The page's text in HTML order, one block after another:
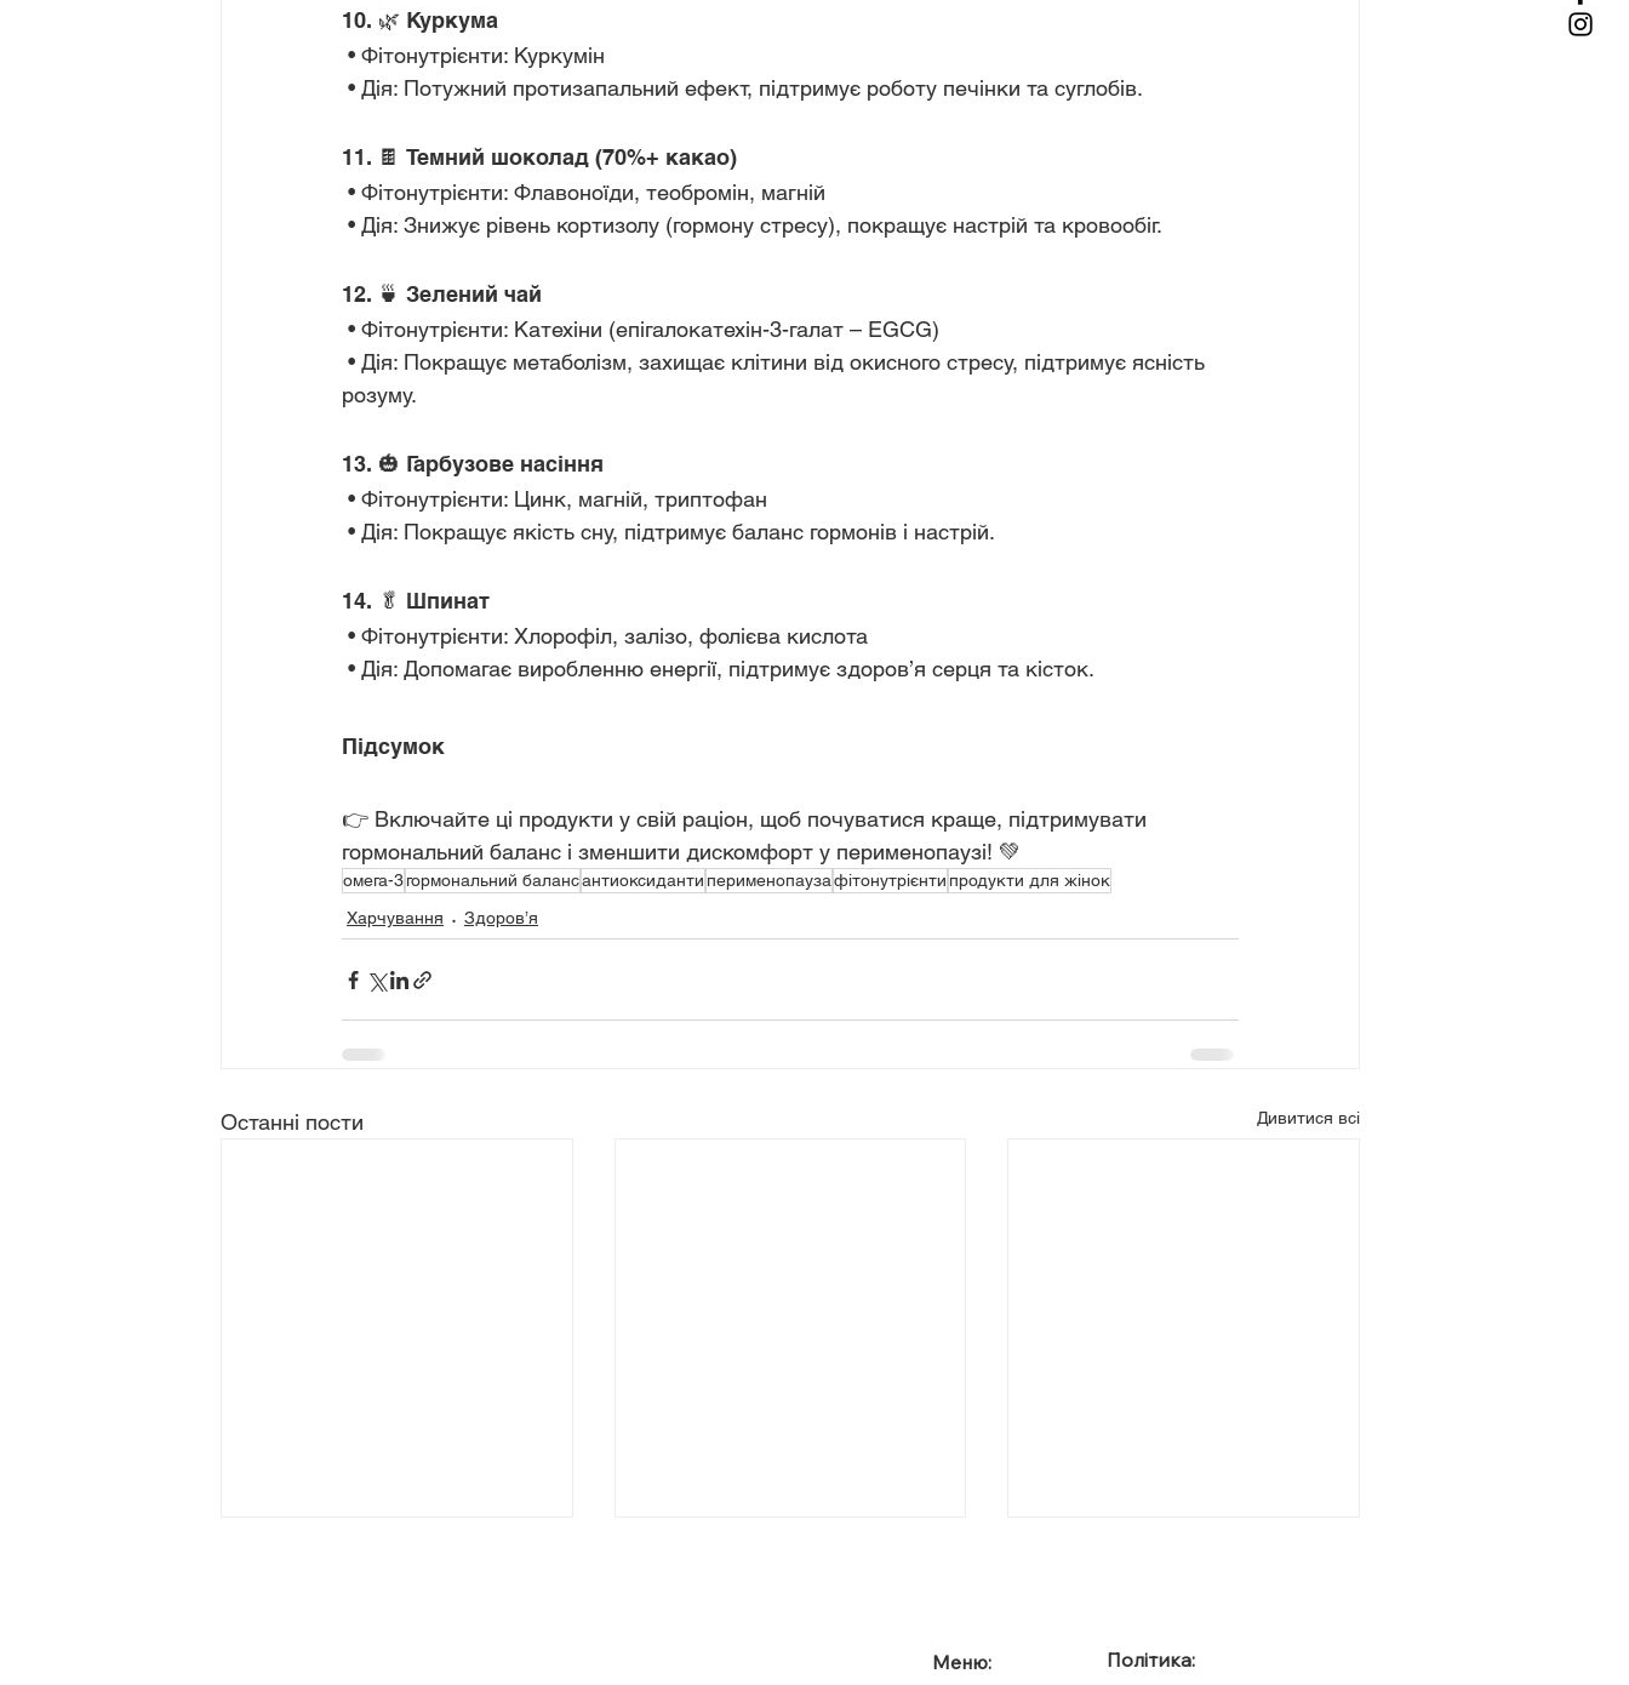
10. 🌿 Куркума
• Фітонутрієнти: Куркумін
• Дія: Потужний протизапальний ефект, підтримує роботу печінки та суглобів.
11. 🍫 Темний шоколад (70%+ какао)
• Фітонутрієнти: Флавоноїди, теобромін, магній
• Дія: Знижує рівень кортизолу (гормону стресу), покращує настрій та кровообіг.
12. 🍵 Зелений чай
• Фітонутрієнти: Катехіни (епігалокатехін-3-галат – EGCG)
розуму.
13. 🎃 Гарбузове насіння
• Фітонутрієнти: Цинк, магній, триптофан
• Дія: Покращує якість сну, підтримує баланс гормонів і настрій.
14. 🥬 Шпинат
• Фітонутрієнти: Хлорофіл, залізо, фолієва кислота
• Дія: Допомагає виробленню енергії, підтримує здоров’я серця та кісток.
Підсумок
👉 Включайте ці продукти у свій раціон, щоб почуватися краще, підтримувати
гормональний баланс і зменшити дискомфорт у перименопаузі! 💚
омега-3гормональний балансантиоксиданти перименопаузафітонутрієнти продукти для жінок
Харчування
Здоров’я
Останні пости Дивитися всі
Меню: Політика: